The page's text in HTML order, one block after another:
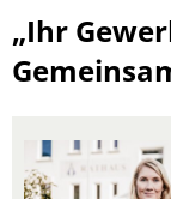
Gewerbe
„Ihr